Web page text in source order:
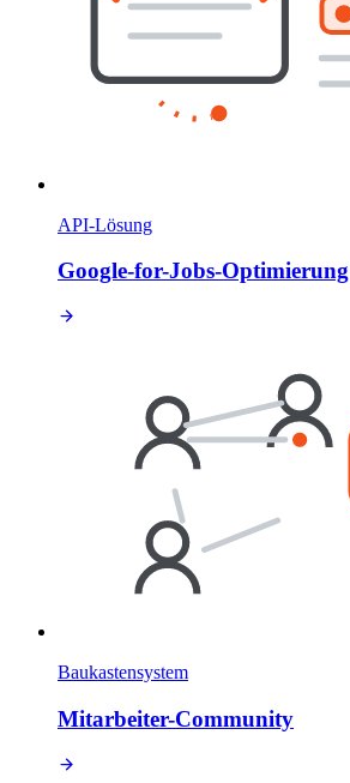
API-Lösung
Google-for-Jobs-Optimierung
Baukastensystem
Mitarbeiter-Community